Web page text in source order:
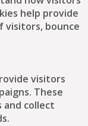
help provide
visitors, bounce
visitors
These
and collect